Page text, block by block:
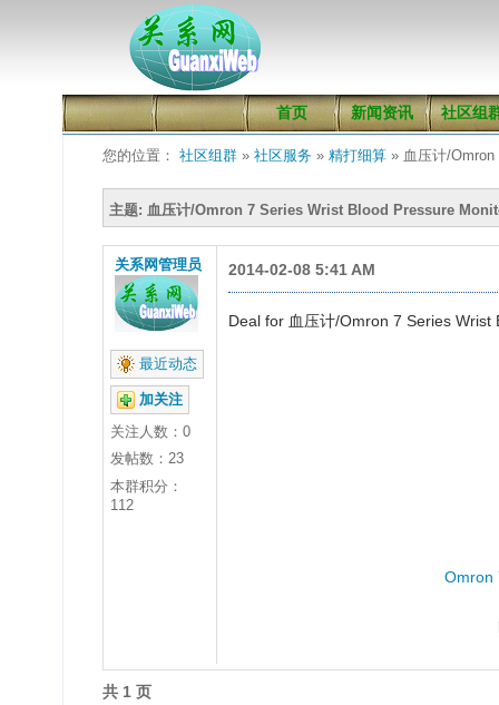
首页 新闻资讯 社区组
您的位置： 社区组群» 社区服务» 精打细算» 血压计/Omron
主题: 血压计/Omron 7 Series Wrist Blood Pressure
关系网管理员
最近动态
加关注
关注人数： 0
发帖数：23
本群积分：
112
2014-02-08 5:41 AM
Deal for 血压计/Omron 7 Series Wrist
Omron
共 1 页